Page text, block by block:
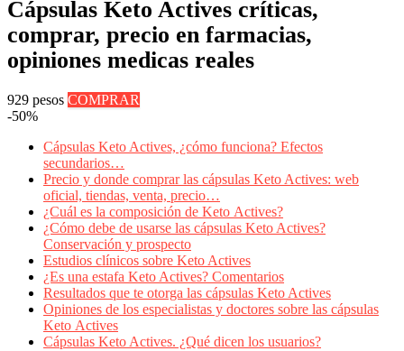
Cápsulas Keto Actives críticas,
comprar, precio en farmacias,
opiniones medicas reales
929 pesos COMPRAR
-50%
Cápsulas Keto Actives, ¿cómo funciona? Efectos
secundarios…
Precio y donde comprar las cápsulas Keto Actives: web
oficial, tiendas, venta, precio…
¿Cuál es la composición de Keto Actives?
¿Cómo debe de usarse las cápsulas Keto Actives?
Conservación y prospecto
Estudios clínicos sobre Keto Actives
¿Es una estafa Keto Actives? Comentarios
Resultados que te otorga las cápsulas Keto Actives
Opiniones de los especialistas y doctores sobre las cápsulas
Keto Actives
Cápsulas Keto Actives. ¿Qué dicen los usuarios?